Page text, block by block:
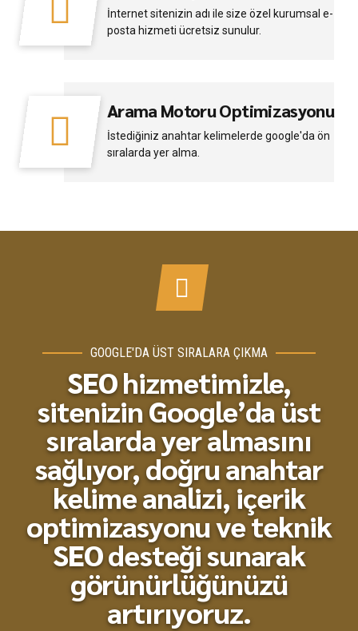
İnternet sitenizin adı ile size özel kurumsal e-
posta hizmeti ücretsiz sunulur.
Arama Motoru Optimizasyonu
İstediğiniz anahtar kelimelerde google'da ön
sıralarda yer alma.
GOOGLE'DA ÜST SIRALARA ÇIKMA
SEO hizmetimizle,
sitenizin Google’da üst
sıralarda yer almasını
sağlıyor, doğru anahtar
kelime analizi, içerik
optimizasyonu ve teknik
SEO desteği sunarak
görünürlüğünüzü
artırıyoruz.